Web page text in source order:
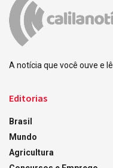
A notícia que você ouve e lê.
Editorias
Brasil
Mundo
Agricultura